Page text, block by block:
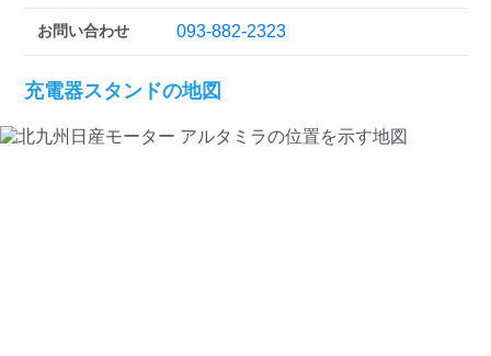
お問い合わせ 093-882-2323
充電器スタンドの地図